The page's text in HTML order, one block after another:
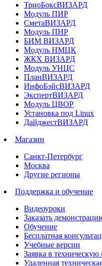
ТриоБоксВИЗАРД
Модуль ПИР
СметаВИЗАРД
Модуль ПНР
БИМ ВИЗАРД
Модуль НМЦК
ЖКХ ВИЗАРД
Модуль УНЦС
ПланВИЗАРД
ИнфоБэйсВИЗАРД
ЭкспертВИЗАРД
Модуль ЦВОР
Установка под Linux
ДайджестВИЗАРД
Магазин
Санкт-Петербург
Москва
Другие регионы
Поддержка и обучение
Видеоуроки
Заказать
Обучение
Бесплатная
Учебные версии
Заявка в
Удаленная